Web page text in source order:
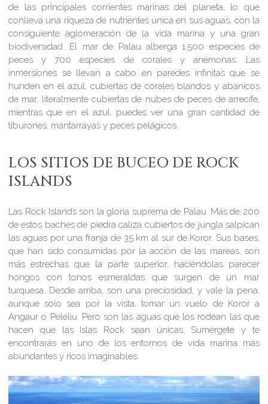
de las principales corrientes marinas del planeta, lo que
conlleva una riqueza de nutrientes única en sus aguas, con la
consiguiente aglomeración de la vida marina y una gran
biodiversidad. El mar de Palau alberga 1.500 especies de
peces y 700 especies de corales y anémonas. Las
inmersiones se llevan a cabo en paredes infinitas que se
hunden en el azul, cubiertas de corales blandos y abanicos
de mar, literalmente cubiertas de nubes de peces de arrecife,
mientras que en el azul, puedes ver una gran cantidad de
tiburones, mantarrayas y peces pelágicos.
LOS SITIOS DE BUCEO DE ROCK
ISLANDS
Las Rock Islands son la gloria suprema de Palau. Más de 200
de estos baches de piedra caliza cubiertos de jungla salpican
las aguas por una franja de 35 km al sur de Koror. Sus bases,
que han sido consumidas por la acción de las mareas, son
más estrechas que la parte superior, haciéndolas parecer
hongos con tonos esmeraldas que surgen de un mar
turquesa. Desde arriba, son una preciosidad, y vale la pena,
aunque solo sea por la vista, tomar un vuelo de Koror a
Angaur o Peleliu. Pero son las aguas que los rodean las que
hacen que las Islas Rock sean únicas. Sumérgete y te
encontrarás en uno de los entornos de vida marina más
abundantes y ricos imaginables.